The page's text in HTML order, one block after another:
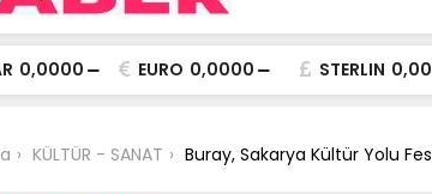
0,0000 EURO 0,0000 STERLIN
KÜLTÜR - SANAT Buray, Sakarya Kültür Yolu